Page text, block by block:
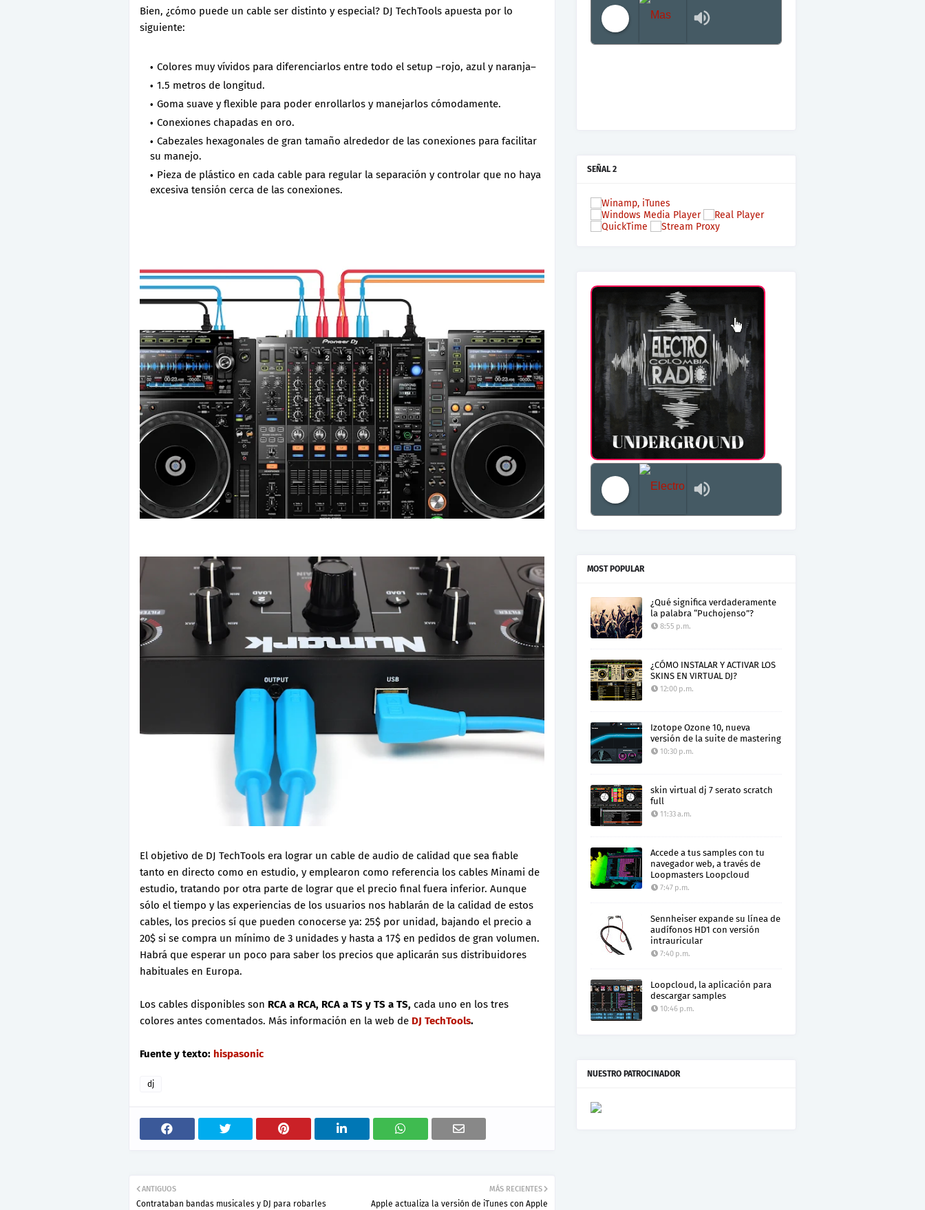
Bien, ¿cómo puede un cable ser distinto y especial? DJ TechTools apuesta por lo
siguiente:
Colores muy vívidos para diferenciarlos entre todo el setup –rojo, azul y naranja–
1.5 metros de longitud.
Goma suave y flexible para poder enrollarlos y manejarlos cómodamente.
Conexiones chapadas en oro.
Cabezales hexagonales de gran tamaño alrededor de las conexiones para facilitar
su manejo.
Pieza de plástico en cada cable para regular la separación y controlar que no haya
excesiva tensión cerca de las conexiones.
El objetivo de DJ TechTools era lograr un cable de audio de calidad que sea fiable
tanto en directo como en estudio, y emplearon como referencia los cables Minami de
estudio, tratando por otra parte de lograr que el precio final fuera inferior. Aunque
sólo el tiempo y las experiencias de los usuarios nos hablarán de la calidad de estos
cables, los precios sí que pueden conocerse ya: 25$ por unidad, bajando el precio a
20$ si se compra un mínimo de 3 unidades y hasta a 17$ en pedidos de gran volumen.
Habrá que esperar un poco para saber los precios que aplicarán sus distribuidores
habituales en Europa.
Los cables disponibles son RCA a RCA, RCA a TS y TS a TS, cada uno en los tres
colores antes comentados. Más información en la web de DJ TechTools.
Fuente y texto: hispasonic
dj
MÁS RECIENTES
Apple actualiza la versión de iTunes con Apple
ANTIGUOS
Contrataban bandas musicales y DJ para robarles
SEÑAL 2
MOST POPULAR
¿Qué significa verdaderamente
la palabra “Puchojenso”?
8:55 p.m.
¿CÓMO INSTALAR Y ACTIVAR LOS
SKINS EN VIRTUAL DJ?
12:00 p.m.
Izotope Ozone 10, nueva
versión de la suite de mastering
10:30 p.m.
skin virtual dj 7 serato scratch
full
11:33 a.m.
Accede a tus samples con tu
navegador web, a través de
Loopmasters Loopcloud
7:47 p.m.
Sennheiser expande su línea de
audífonos HD1 con versión
intrauricular
7:40 p.m.
Loopcloud, la aplicación para
descargar samples
10:46 p.m.
NUESTRO PATROCINADOR